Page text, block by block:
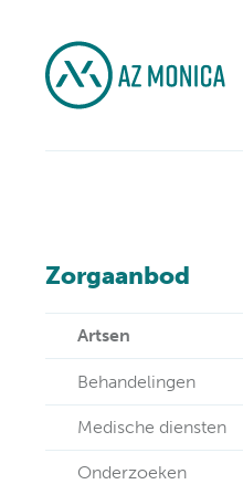
Zorgaanbod
Artsen
Behandelingen
Medische diensten
Onderzoeken